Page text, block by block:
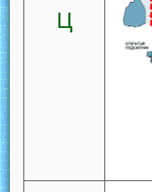
Ц